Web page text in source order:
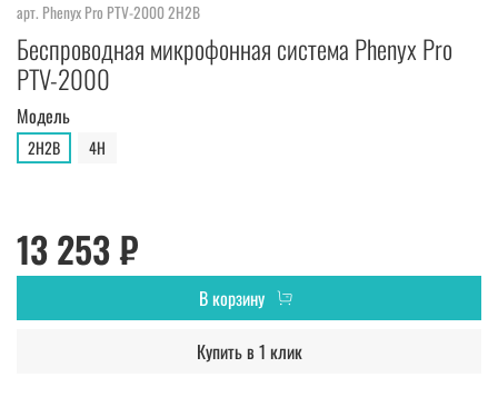
арт. Phenyx Pro PTV-2000 2H2B
Беспроводная микрофонная система Phenyx Pro
PTV-2000
Модель
2H2B 4H
13 253 ₽
В корзину
Купить в 1 клик